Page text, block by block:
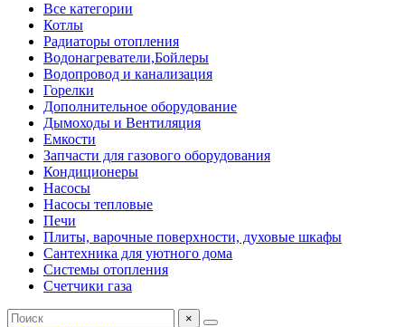
Все категории
Котлы
Радиаторы отопления
Водонагреватели,Бойлеры
Водопровод и канализация
Горелки
Дополнительное оборудование
Дымоходы и Вентиляция
Емкости
Запчасти для газового оборудования
Кондиционеры
Насосы
Насосы тепловые
Печи
Плиты, варочные поверхности, духовые шкафы
Сантехника для уютного дома
Системы отопления
Счетчики газа
×